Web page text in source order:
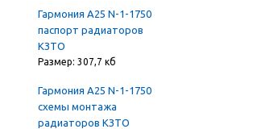
Гармония А25 N-1-1750
паспорт радиаторов
КЗТО
Размер: 307,7 кб
Гармония А25 N-1-1750
схемы монтажа
радиаторов КЗТО